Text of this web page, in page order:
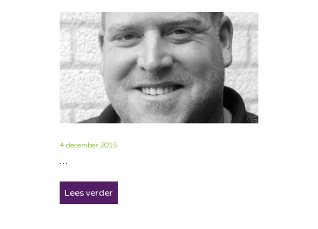
4 december 2015
Lees verder